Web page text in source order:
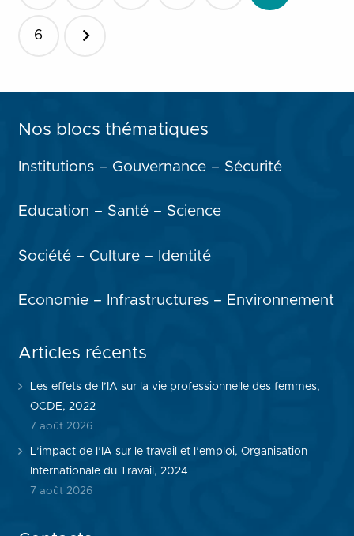
publications
6
Nos blocs thématiques
Institutions – Gouvernance – Sécurité
Education – Santé – Science
Société – Culture – Identité
Economie – Infrastructures – Environnement
Articles récents
Les effets de l’IA sur la vie professionnelle des femmes,
OCDE, 2022
7 août 2026
L’impact de l’IA sur le travail et l’emploi, Organisation
Internationale du Travail, 2024
7 août 2026